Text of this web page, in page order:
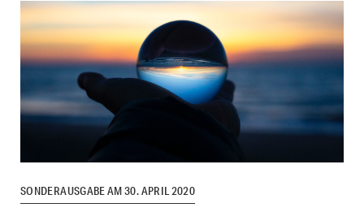
SONDERAUSGABE AM 30. APRIL 2020